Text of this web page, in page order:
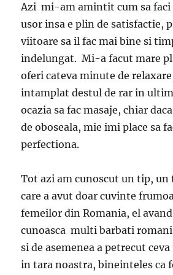
Azi mi-am amintit cum sa faci
usor insa e plin de satisfactie,
viitoare sa il fac mai bine si
indelungat. Mi-a facut mare
oferi cateva minute de
intamplat destul de rar in
ocazia sa fac masaje, chiar
de oboseala, mie imi place sa
perfectiona.
Tot azi am cunoscut un tip, un
care a avut doar cuvinte
femeilor din Romania, el avand
cunoasca multi barbati
si de asemenea a petrecut
in tara noastra, bineinteles ca